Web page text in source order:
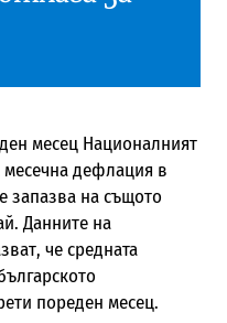
месец Националният
месечна дефлация в
запазва на същото
Данните на
че средната
пореден месец.